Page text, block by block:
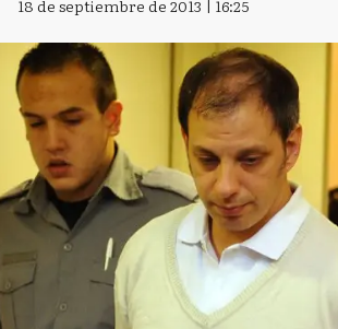
18 de septiembre de 2013 | 16:25